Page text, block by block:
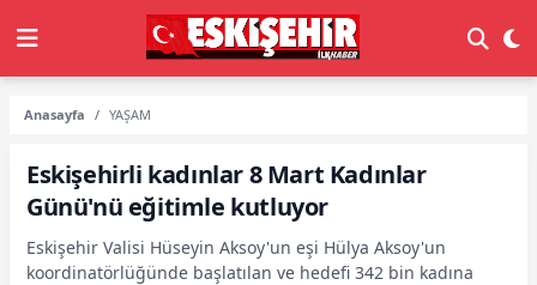
Anasayfa YAŞAM
Eskişehirli kadınlar 8 Mart Kadınlar
Günü'nü eğitimle kutluyor
Eskişehir Valisi Hüseyin Aksoy'un eşi Hülya Aksoy'un
koordinatörlüğünde başlatılan ve hedefi 342 bin kadına